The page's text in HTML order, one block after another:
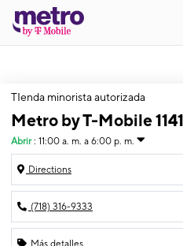
TIenda minorista autorizada
Metro by T-Mobile
Abrir : 11:00 a. m. a 6:00 p. m.
Directions
(718) 316-9333
Más detalles